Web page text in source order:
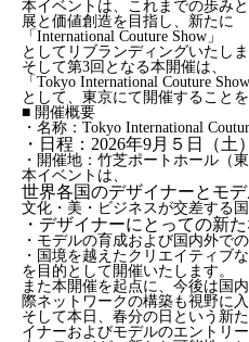
本イベントは、これまでの歩み
展と価値創造を目指し、新たに
「International Couture Show」
としてリブランディングいたしま
そして第3回となる本開催は、
「Tokyo International Couture Show
として、東京にて開催すること
■ 開催概要
・名称：Tokyo International
・日程：2026年9月５日（土）
・開催地：竹芝ポートホール（東
本イベントは、
世界各国のデザイナーとモデ
文化・美・ビジネスが交差する
・デザイナーにとっての新
・モデルの育成および国内外で
・国境を越えたクリエイティブ
を目的として開催いたします。
また本開催を起点に、今後は国
際ネットワークの構築も視野に入
そして本日、春分の日という新
イナーおよびモデルのエントリ